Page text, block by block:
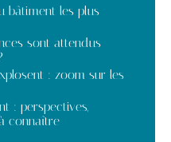
bâtiment les plus
sont attendus
: zoom sur les
: perspectives,
connaître